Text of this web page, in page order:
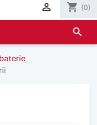
 shopping_cart (0)
search